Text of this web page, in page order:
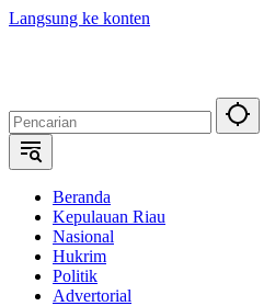
Langsung ke konten
Beranda
Kepulauan Riau
Nasional
Hukrim
Politik
Advertorial